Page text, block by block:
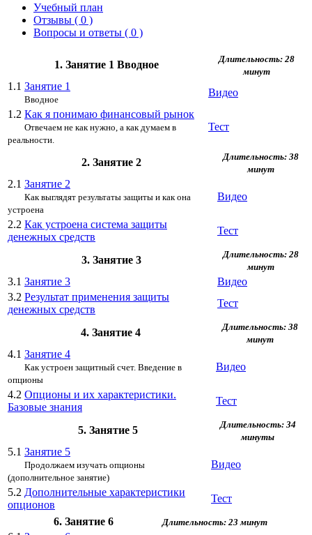
Учебный план
Отзывы ( 0 )
Вопросы и ответы ( 0 )
1. Занятие 1 Вводное
Длительность: 28
минут
1.1 Занятие 1
Вводное
Видео
1.2 Как я понимаю финансовый рынок
Отвечаем не как нужно, а как думаем в
реальности.
Тест
2. Занятие 2
Длительность: 38
минут
2.1 Занятие 2
Как выглядят результаты защиты и как она
устроена
Видео
2.2 Как устроена система защиты
денежных средств
Тест
3. Занятие 3
Длительность: 28
минут
3.1 Занятие 3
Видео
3.2 Результат применения защиты
денежных средств
Тест
4. Занятие 4
Длительность: 38
минут
4.1 Занятие 4
Как устроен защитный счет. Введение в
опционы
Видео
4.2 Опционы и их характеристики.
Базовые знания
Тест
5. Занятие 5
Длительность: 34
минуты
5.1 Занятие 5
Продолжаем изучать опционы
(дополнительное занятие)
Видео
5.2 Дополнительные характеристики
опционов
Тест
6. Занятие 6
Длительность: 23 минут